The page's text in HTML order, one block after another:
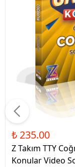
₺ 235.00
Z Takım TTY
Konular Video